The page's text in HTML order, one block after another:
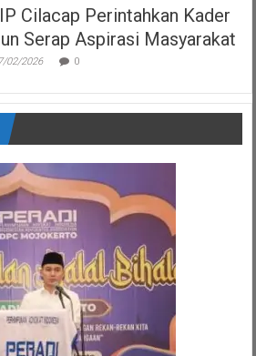
Cilacap Perintahkan Kader
Serap Aspirasi Masyarakat
02/2026 0